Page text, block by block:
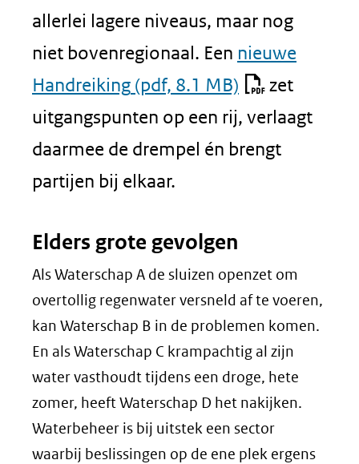
allerlei lagere niveaus, maar nog
niet bovenregionaal. Een nieuwe
Handreiking (pdf, 8.1 MB)
zet
uitgangspunten op een rij, verlaagt
daarmee de drempel én brengt
partijen bij elkaar.
Elders grote gevolgen
Als Waterschap A de sluizen openzet om
overtollig regenwater versneld af te voeren,
kan Waterschap B in de problemen komen.
En als Waterschap C krampachtig al zijn
water vasthoudt tijdens een droge, hete
zomer, heeft Waterschap D het nakijken.
Waterbeheer is bij uitstek een sector
waarbij beslissingen op de ene plek ergens